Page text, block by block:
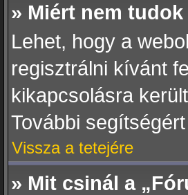
» Miért nem
Lehet, hogy a
regisztrálni kívánt
kikapcsolásra
További
Vissza a tetejére
» Mit csinál a